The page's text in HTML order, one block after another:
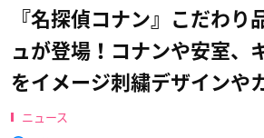
『名探偵コナン』こだわり
ュが登場！コナンや安室、
をイメージ刺繍デザインや
ニュース